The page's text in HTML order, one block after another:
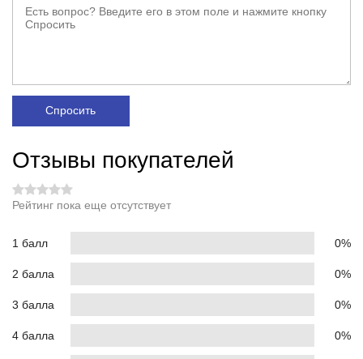
Спросить
Отзывы покупателей
Рейтинг пока еще отсутствует
1 балл 0%
2 балла 0%
3 балла 0%
4 балла 0%